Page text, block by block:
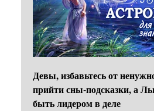
Девы, избавьтесь от
прийти сны-подсказки, а
быть лидером в деле